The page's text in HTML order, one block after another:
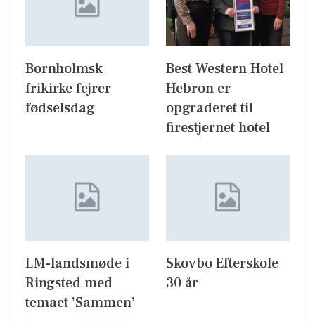
Bornholmsk
frikirke fejrer
fødselsdag
Best Western Hotel
Hebron er
opgraderet til
firestjernet hotel
LM-landsmøde i
Ringsted med
temaet ’Sammen’
Skovbo Efterskole
30 år